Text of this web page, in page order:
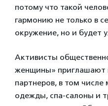
потому что такой
гармонию не только в
окружение, но и будет
Активисты
женщины» приглашают
партнеров, в том
одежды, спа-салоны и